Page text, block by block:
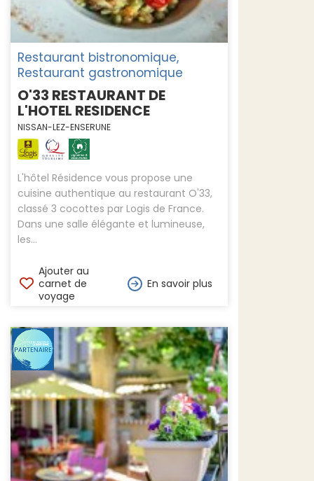
Restaurant bistronomique,
Restaurant gastronomique
O'33 RESTAURANT DE
L'HOTEL RESIDENCE
NISSAN-LEZ-ENSERUNE
L'hôtel Résidence vous propose une
cuisine authentique au restaurant O'33,
classé 3 cocottes par Logis de France.
Dans une salle élégante et lumineuse,
les...
Ajouter au
carnet de
voyage
En savoir plus